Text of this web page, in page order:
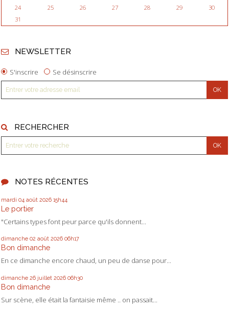
24
25 26 27 28 29
30
31
NEWSLETTER
S'inscrire Se désinscrire
RECHERCHER
NOTES RÉCENTES
mardi 04 août 2026 15h44
Le portier
"Certains types font peur parce qu'ils donnent...
dimanche 02 août 2026 06h17
Bon dimanche
En ce dimanche encore chaud, un peu de danse pour...
dimanche 26 juillet 2026 06h30
Bon dimanche
Sur scène, elle était la fantaisie même .. on passait...